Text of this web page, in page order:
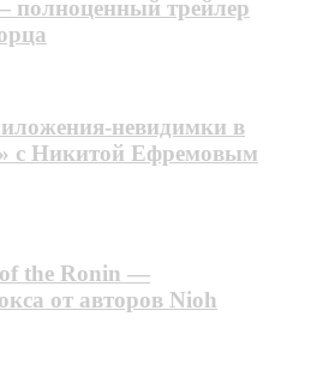
полноценный трейлер
невидимки в
с Никитой Ефремовым
of the Ronin —
от авторов Nioh